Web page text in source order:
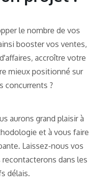
le nombre de vos
booster vos ventes,
accroître votre
mieux positionné sur
concurrents ?
aurons grand plaisir à
et à vous faire
Laissez-nous vos
dans les
délais.